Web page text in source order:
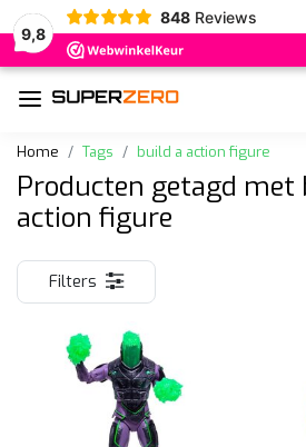
9,8
848 Reviews
Home Tags build a action figure
Producten getagd met
action figure
Filters